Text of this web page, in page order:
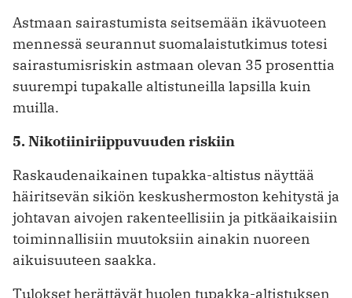
Astmaan sairastumista seitsemään ikävuoteen
mennessä seurannut suomalaistutkimus totesi
sairastumisriskin astmaan olevan 35 prosenttia
suurempi tupakalle altistuneilla lapsilla kuin
muilla.
5. Nikotiiniriippuvuuden riskiin
Raskaudenaikainen tupakka-altistus näyttää
häiritsevän sikiön keskushermoston kehitystä ja
johtavan aivojen rakenteellisiin ja pitkäaikaisiin
toiminnallisiin muutoksiin ainakin nuoreen
aikuisuuteen saakka.
Tulokset herättävät huolen tupakka-altistuksen